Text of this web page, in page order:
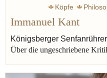
Köpfe
Aufklärung
Goethe
Wieland Christoph
Immanuel Kant
Königsberger
Über die ungeschriebene